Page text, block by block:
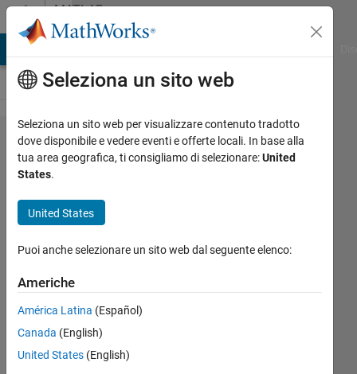
Vai al contenutoMATLAB
Answers
How to
download
certificate
Carlos
16 Dic
2025
1
Risposta
Seleziona un sito web
Seleziona un sito web per visualizzare contenuto tradotto
dove disponibile e vedere eventi e offerte locali. In base alla
tua area geografica, ti consigliamo di selezionare:United
States.
United States
Puoi anche selezionare un sito web dal seguente elenco:
Americhe
América Latina (Español)
Canada (English)
United States (English)